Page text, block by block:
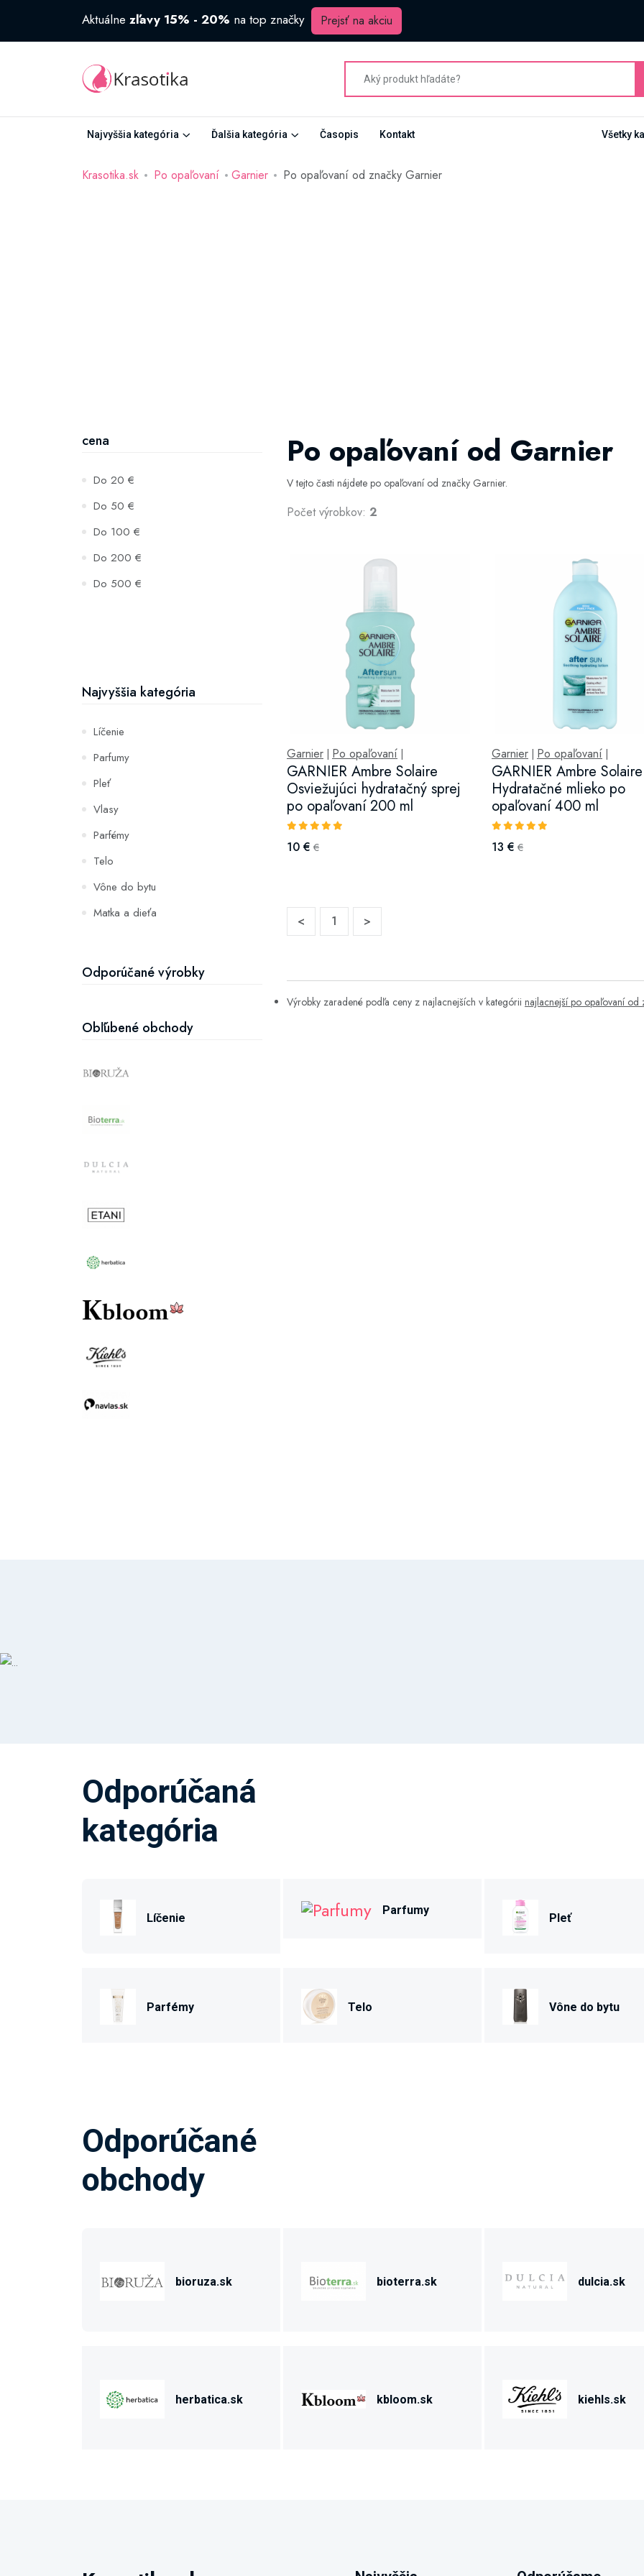
Aktuálne zľavy 15% - 20% na top značky Prejsť na akciu
Najvyššia kategória Ďalšia kategória Časopis Kontakt Všetky
Krasotika.sk Po opaľovaní Garnier Po opaľovaní od značky Garnier
cena
Do 20 €
Do 50 €
Do 100 €
Do 200 €
Do 500 €
Najvyššia kategória
Líčenie
Parfumy
Pleť
Vlasy
Parfémy
Telo
Vône do bytu
Matka a dieťa
Hydratácia a výživa pleti
Odporúčané výrobky
Obľúbené obchody
Po opaľovaní od Garnier
V tejto časti nájdete po opaľovaní od značky Garnier.
Počet výrobkov: 2
Garnier Po opaľovaní
GARNIER Ambre Solaire
Osviežujúci hydratačný sprej
po opaľovaní 200 ml
10 € €
Garnier| Po opaľovaní|
GARNIER Ambre Solaire
Hydratačné mlieko po
opaľovaní 400 ml
13 € €
< 1 >
Výrobky zaradené podľa ceny z najlacnejších v kategórii najlacnejší po opaľovaní od
Odporúčaná
kategória
Líčenie
Parfumy
Pleť
Parfémy Telo Vône do bytu
Odporúčané
obchody
bioruza.sk bioterra.sk dulcia.sk
herbatica.sk kbloom.sk kiehls.sk